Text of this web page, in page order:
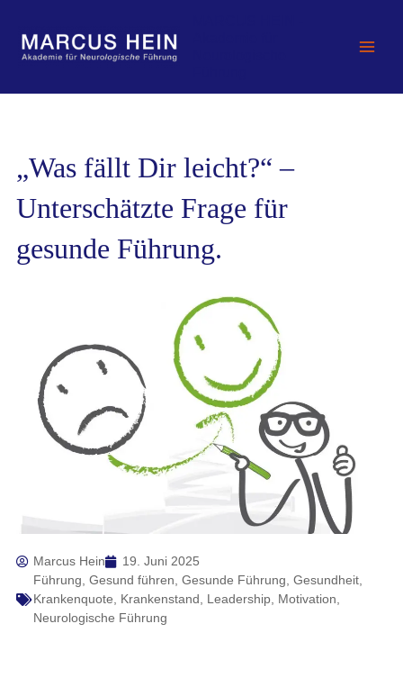
springen
„Was fällt Dir leicht?“ –
Unterschätzte Frage für
gesunde Führung.
Marcus Hein
19. Juni 2025
Führung, Gesund führen, Gesunde Führung, Gesundheit,
Krankenquote, Krankenstand, Leadership, Motivation,
Neurologische Führung